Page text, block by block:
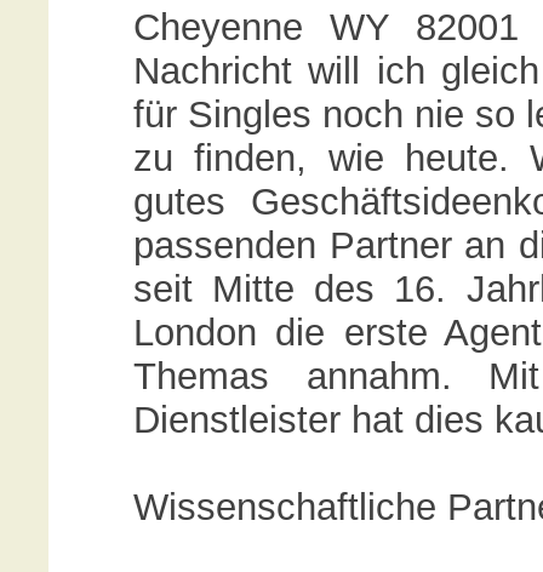
Cheyenne WY
Nachricht will ich
für Singles noch nie so
zu finden, wie heute.
gutes
passenden Partner an
seit Mitte des 16.
London die erste
Themas annahm.
Dienstleister hat dies
Wissenschaftliche